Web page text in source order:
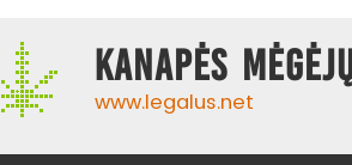
Kanapės
www.legalus.net